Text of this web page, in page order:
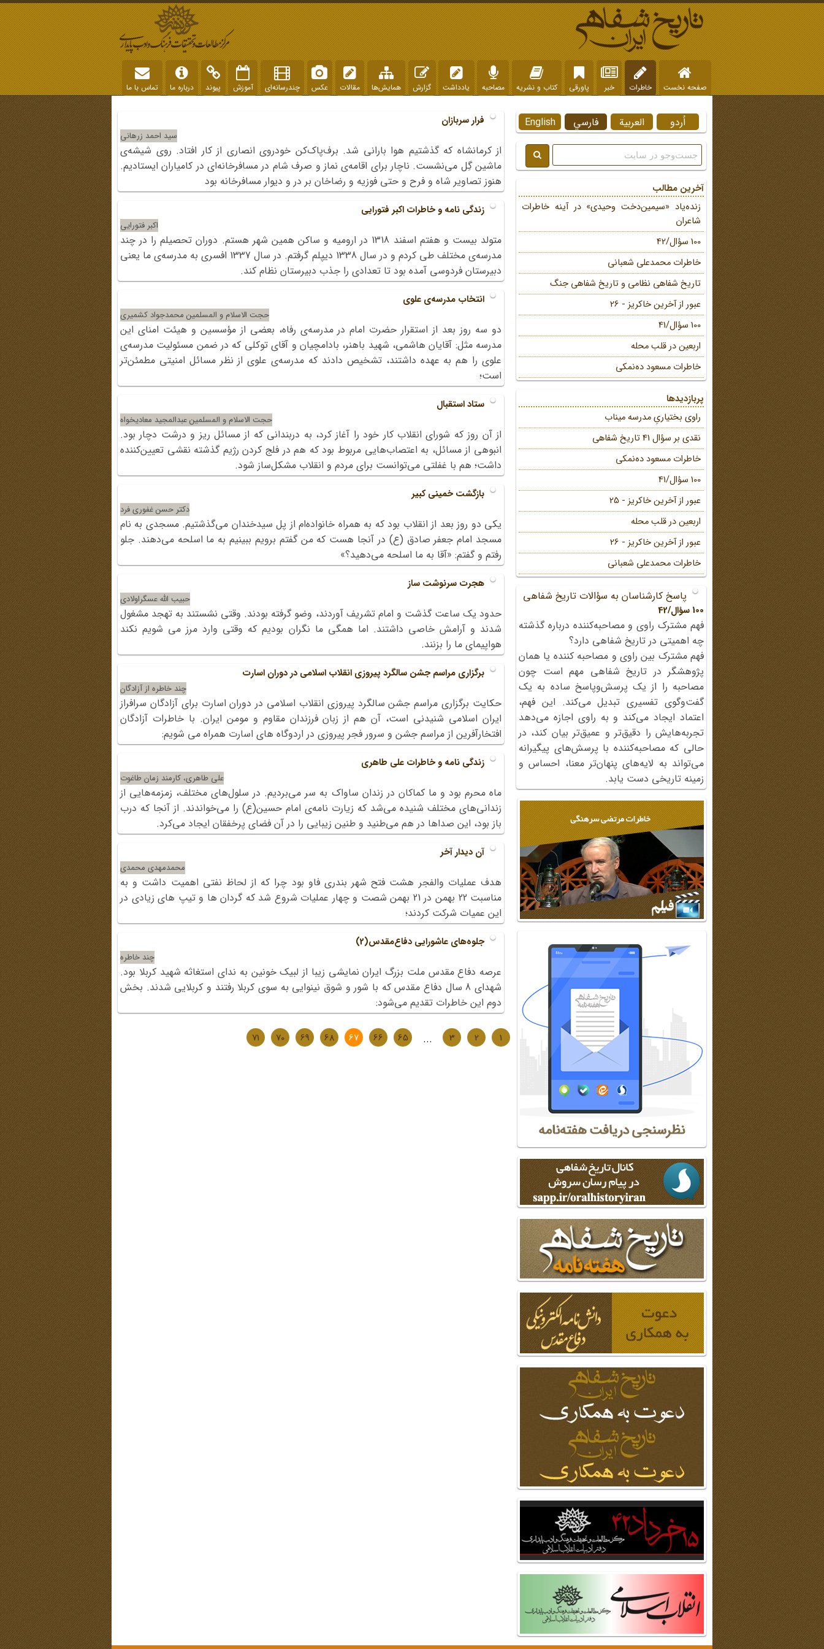
صفحه نخست خاطرات خبر پاورقی کتاب و نشریه مصاحبه یادداشت گزارش همایش‌ها مقالات عکس چندرسانه‌ای آموزش پیوند درباره ما تماس با ما
فرار سربازان
سید احمد زرهانی
از کرمانشاه که گذشتیم هوا بارانی شد. برف‌پاک‌کن خودروی انصاری از کار افتاد. روی شیشه‌ی
ماشین گِل می‌نشست. ناچار برای اقامه‌ی نماز و صرف شام در مسافرخانه‌ای در کامیاران ایستادیم.
هنوز تصاویر شاه و فرح و حتی فوزیه و رضاخان بر در و دیوار مسافرخانه بود
زندگی نامه و خاطرات اکبر فتورایی
اکبر فتورایی
متولد بیست و هفتم اسفند 1318 در ارومیه و ساکن همین شهر هستم. دوران تحصیلم را در چند
مدرسه‌ی مختلف طی کردم و در سال 1338 دیپلم گرفتم. در سال 1337 افسری به مدرسه‌ی ما یعنی
دبیرستان فردوسی آمده بود تا تعدادی را جذب دبیرستان نظام کند.
انتخاب‌ مدرسه‌ی‌ علوی‌
حجت الاسلام و المسلمین محمدجواد کشمیری
دو سه‌ روز بعد از استقرار حضرت‌ امام‌ در مدرسه‌ی‌ رفاه‌، بعضی‌ از مؤسسین‌ و هیئت‌ امنای‌ این‌
مدرسه‌ مثل‌: آقایان‌ هاشمی‌، شهید باهنر، بادامچیان‌ و آقای‌ توکلی‌ که‌ در ضمن‌ مسئولیت‌ مدرسه‌ی‌
علوی‌ را هم‌ به‌ عهده‌ داشتند، تشخیص‌ دادند که‌ مدرسه‌ی‌ علوی‌ از نظر مسائل‌ امنیتی‌ مطمئن‌تر
است‌؛
ستاد استقبال
حجت الاسلام و المسلمین عبدالمجید معادیخواه
از آن روز که شورای انقلاب کار خود را آغاز کرد، به دربندانی که از مسائل ریز و درشت دچار بود.
انبوهی از مسائل، به اعتصاب‌هایی مربوط بود که هم در فلج کردن رژیم گذشته نقشی تعیین‌کننده
داشت؛ هم با غفلتی می‌توانست برای مردم و انقلاب مشکل‌ساز شود.
بازگشت خمینی کبیر
دکتر حسن غفوری فرد
یکی دو روز بعد از انقلاب بود که به همراه خانواده‌ام از پل سیدخندان می‌گذشتیم. مسجدی به نام
مسجد امام جعفر صادق (ع) در آنجا هست که من گفتم برویم ببینیم به ما اسلحه می‌دهند. جلو
رفتم و گفتم: «آقا به ما اسلحه می‌دهید؟»
هجرت سرنوشت ساز
حبیب الله عسگراولادی
حدود یک ساعت گذشت و امام تشریف آوردند، وضو گرفته بودند. وقتی نشستند به تهجد مشغول
شدند و آرامش خاصی داشتند. اما همگی ما نگران بودیم که وقتی وارد مرز می شویم نکند
هواپیمای ما را بزنند.
برگزاری مراسم جشن سالگرد پیروزی انقلاب اسلامی در دوران اسارت
چند خاطره از آزادگان
حکایت برگزاری مراسم جشن سالگرد پیروزی انقلاب اسلامی در دوران اسارت برای آزادگان سرافراز
ایران اسلامی شنیدنی است، آن هم از زبان فرزندان مقاوم و مومن ایران. با خاطرات آزادگان
افتخارآفرین از مراسم جشن و سرور فجر پیروزی در اردوگاه های اسارت همراه می شویم:
زندگی نامه و خاطرات علی طاهری
علی طاهری، کارمند زمان طاغوت
ماه محرم بود و ما کماکان در زندان ساواک به سر می‌بردیم. در سلول‌های مختلف، زمزمه‌هایی از
زندانی‌های مختلف شنیده می‌شد که زیارت نامه‌ی امام حسین(ع) را می‌خواندند. از آنجا که درب
باز بود، این صداها در هم می‌طنید و طنین زیبایی را در آن فضای پرخفقان ایجاد می‌کرد.
آن دیدار آخر
محمدمهدی محمدی
هدف عملیات والفجر هشت فتح شهر بندری فاو بود چرا که از لحاظ نفتی اهمیت داشت و به
مناسبت 22 بهمن در 21 بهمن شصت و چهار عملیات شروع شد که گردان ها و تیپ های زیادی در
این عمیات شرکت کردند؛
جلوه‌های عاشورایی‌ دفاع‌مقدس(2)
چند خاطره
عرصه دفاع مقدس ملت بزرگ ایران نمایشی زیبا از لبیک خونین به ندای استغاثه شهید کربلا بود.
شهدای 8 سال دفاع مقدس که با شور و شوق نینوایی به سوی کربلا رفتند و کربلایی شدند. بخش
دوم این خاطرات تقدیم می‌شود:
1
2
3
...
65
66
67
68
69
70
71
English فارسي العربية اُردو
آخرین مطالب
زنده‌یاد «سیمین‌دخت وحیدی» در آینه خاطرات
شاعران
100 سؤال/42
خاطرات محمد‌علی شعبانی
تاریخ شفاهی نظامی و تاریخ شفاهی جنگ
عبور از آخرین خاکریز - 26
100 سؤال/41
اربعین در قلب محله
خاطرات مسعود ده‌نمکی
پربازدیدها
راوی بختیاریِ مدرسه میناب
نقدی بر سؤال 41 تاریخ شفاهی
خاطرات مسعود ده‌نمکی
100 سؤال/41
عبور از آخرین خاکریز - 25
اربعین در قلب محله
عبور از آخرین خاکریز - 26
خاطرات محمد‌علی شعبانی
پاسخ کارشناسان به سؤالات تاریخ شفاهی
100 سؤال/42
فهم مشترک راوی و مصاحبه‌کننده درباره گذشته
چه اهمیتی در تاریخ شفاهی دارد؟
فهم مشترک بین راوی و مصاحبه کننده یا همان
پژوهشگر در تاریخ شفاهی مهم است چون
مصاحبه را از یک پرسش‌وپاسخ ساده به یک
گفت‌وگوی تفسیری تبدیل می‌کند. این فهم،
اعتماد ایجاد می‌کند و به راوی اجازه می‌دهد
تجربه‌هایش را دقیق‌تر و عمیق‌تر بیان کند، در
حالی که مصاحبه‌کننده با پرسش‌های پیگیرانه
می‌تواند به لایه‌های پنهان‌تر معنا، احساس و
زمینه تاریخی دست یابد.